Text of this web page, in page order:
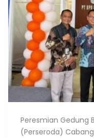
Peresmian Gedung
(Perseroda)